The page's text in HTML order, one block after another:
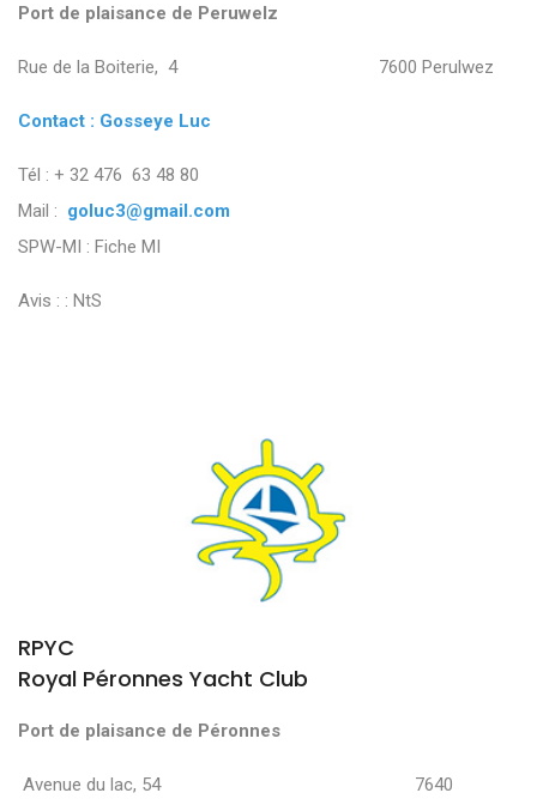
Port de plaisance de Peruwelz
Rue de la Boiterie, 4 7600 Perulwez
Contact : Gosseye Luc
Tél : + 32 476 63 48 80
Mail : goluc3@gmail.com
SPW-MI : Fiche MI
Avis : : NtS
RPYC
Royal Péronnes Yacht Club
Port de plaisance de Péronnes
Avenue du lac, 54 7640